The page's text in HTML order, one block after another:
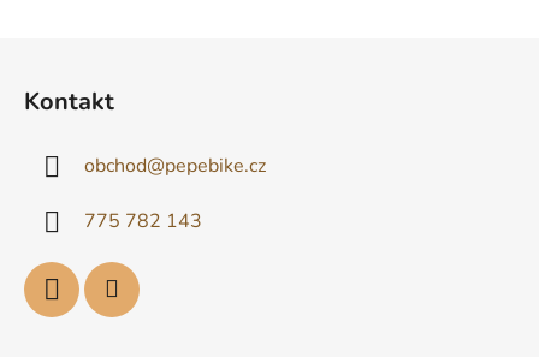
Kontakt
obchod@pepebike.cz
775 782 143